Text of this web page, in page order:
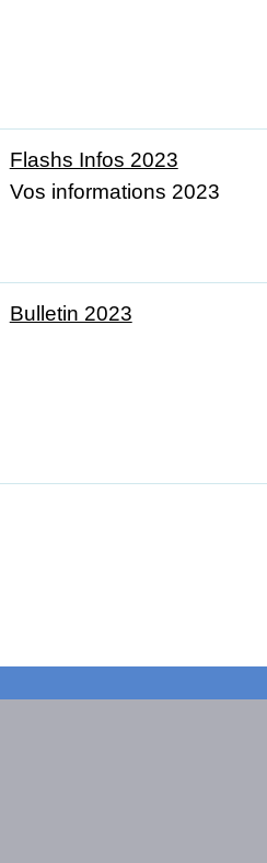
Flashs Infos 2023
Vos informations 2023
Bulletin 2023